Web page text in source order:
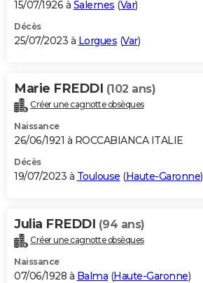
S'inscrire
Se connecter
Lycées
Collèges
Primaires
Universités
Entreprises
Service militaire
Avis de recherche
AVIS DE DÉCÈS
Bricolage
Lifestyle
Culture
Sport
Auto
Television
Voyage
Cinema
15/07/1926 à Salernes (Var)
Décès
25/07/2023 à Lorgues (Var)
Marie FREDDI (102 ans)
Créer une cagnotte obsèques
Naissance
26/06/1921 à ROCCABIANCA ITALIE
Décès
19/07/2023 à Toulouse (Haute-Garonne)
Julia FREDDI (94 ans)
Créer une cagnotte obsèques
Naissance
07/06/1928 à Balma (Haute-Garonne)